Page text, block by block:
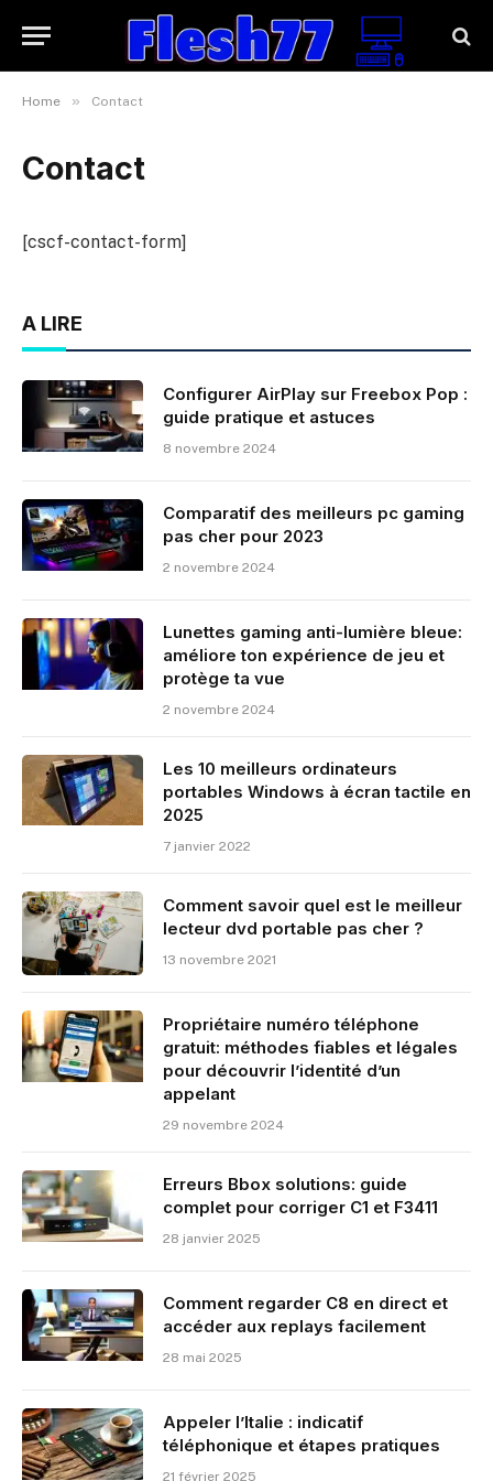
Home » Contact
Contact
[cscf-contact-form]
A LIRE
Configurer AirPlay sur Freebox Pop :
guide pratique et astuces
8 novembre 2024
Comparatif des meilleurs pc gaming
pas cher pour 2023
2 novembre 2024
Lunettes gaming anti-lumière bleue:
améliore ton expérience de jeu et
protège ta vue
2 novembre 2024
Les 10 meilleurs ordinateurs
portables Windows à écran tactile en
2025
7 janvier 2022
Comment savoir quel est le meilleur
lecteur dvd portable pas cher ?
13 novembre 2021
Propriétaire numéro téléphone
gratuit: méthodes fiables et légales
pour découvrir l’identité d’un
appelant
29 novembre 2024
Erreurs Bbox solutions: guide
complet pour corriger C1 et F3411
28 janvier 2025
Comment regarder C8 en direct et
accéder aux replays facilement
28 mai 2025
Appeler l’Italie : indicatif
téléphonique et étapes pratiques
21 février 2025